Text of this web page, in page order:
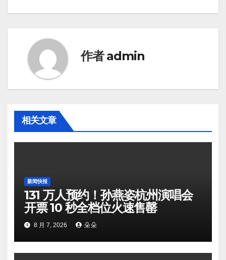
作者admin
相关文章
新闻快报
131 万人预约！孙燕姿杭州演唱会
开票 10 秒全档位火速售罄
8 月 7, 2026 朵朵